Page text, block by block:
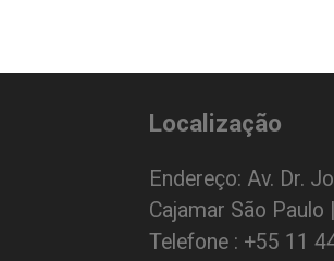
Localização
Endereço: Av. Dr.
Cajamar São
Telefone : +55 11